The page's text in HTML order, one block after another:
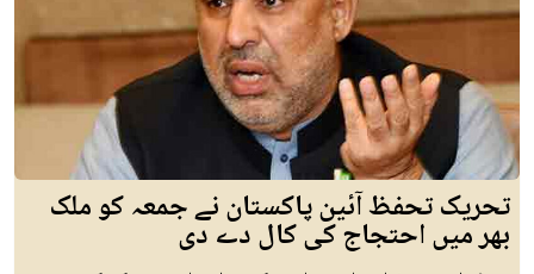
تحریک تحفظ آئین پاکستان نے جمعہ کو ملک
بھر میں احتجاج کی کال دے دی